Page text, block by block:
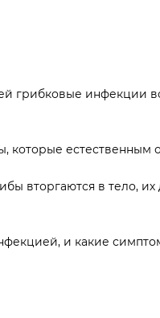
инфекции
которые
в тело, их
и какие